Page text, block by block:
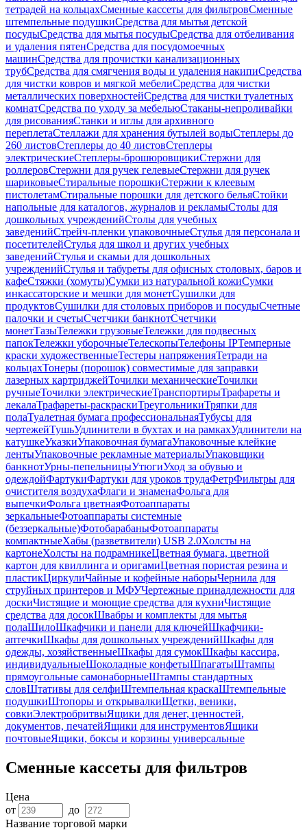
тетрадей на кольцахСменные кассеты для фильтровСменные
штемпельные подушкиСредства для мытья детской
посудыСредства для мытья посудыСредства для отбеливания
и удаления пятенСредства для посудомоечных
машинСредства для прочистки канализационных
трубСредства для смягчения воды и удаления накипиСредства
для чистки ковров и мягкой мебелиСредства для чистки
металлических поверхностейСредства для чистки туалетных
комнатСредства по уходу за мебельюСтаканы-непроливайки
для рисованияСтанки и иглы для архивного
переплетаСтеллажи для хранения бутылей водыСтеплеры до
260 листовСтеплеры до 40 листовСтеплеры
электрическиеСтеплеры-брошюровщикиСтержни для
роллеровСтержни для ручек гелевыеСтержни для ручек
шариковыеСтиральные порошкиСтержни к клеевым
пистолетамСтиральные порошки для детского бельяСтойки
напольные для каталогов, журналов и рекламыСтолы для
дошкольных учрежденийСтолы для учебных
заведенийСтрейч-пленки упаковочныеСтулья для персонала и
посетителейСтулья для школ и других учебных
заведенийСтулья и скамьи для дошкольных
учрежденийСтулья и табуреты для офисных столовых, баров и
кафеСтяжки (хомуты)Сумки из натуральной кожиСумки
инкассаторские и мешки для монетСушилки для
продуктовСушилки для столовых приборов и посудыСчетные
палочки и счетыСчетчики банкнотСчетчики
монетТазыТележки грузовыеТележки для подвесных
папокТележки уборочныеТелескопыТелефоны IPТемперные
краски художественныеТестеры напряженияТетради на
кольцахТонеры (порошок) совместимые для заправки
лазерных картриджейТочилки механическиеТочилки
ручныеТочилки электрическиеТранспортирыТрафареты и
лекалаТрафареты-раскраскиТреугольникиТряпки для
полаТуалетная бумага профессиональнаяТубусы для
чертежейТушьУдлинители в бухтах и на рамкахУдлинители на
катушкеУказкиУпаковочная бумагаУпаковочные клейкие
лентыУпаковочные рекламные материалыУпаковщики
банкнотУрны-пепельницыУтюгиУход за обувью и
одеждойФартукиФартуки для уроков трудаФетрФильтры для
очистителя воздухаФлаги и знаменаФольга для
выпечкиФольга цветнаяФотоаппараты
зеркальныеФотоаппараты системные
(беззеркальные)ФотобарабаныФотоаппараты
компактныеХабы (разветвители) USB 2.0Холсты на
картонеХолсты на подрамникеЦветная бумага, цветной
картон для квиллинга и оригамиЦветная пористая резина и
пластикЦиркулиЧайные и кофейные наборыЧернила для
струйных принтеров и МФУЧертежные принадлежности для
доскиЧистящие и моющие средства для кухниЧистящие
средства для досокШвабры и комплекты для мытья
полаШилоШкафчики и панели для ключейШкафчики-
аптечкиШкафы для дошкольных учрежденийШкафы для
одежды, хозяйственныеШкафы для сумокШкафы кассира,
индивидуальныеШоколадные конфетыШпагатыШтампы
прямоугольные самонаборныеШтампы стандартных
словШтативы для селфиШтемпельная краскаШтемпельные
подушкиШтопоры и открывалкиЩетки, веники,
совкиЭлектробритвыЯщики для денег, ценностей,
документов, печатейЯщики для инструментовЯщики
почтовыеЯщики, боксы и корзины универсальные
Сменные кассеты для фильтров
Цена
от
до
Название торговой марки